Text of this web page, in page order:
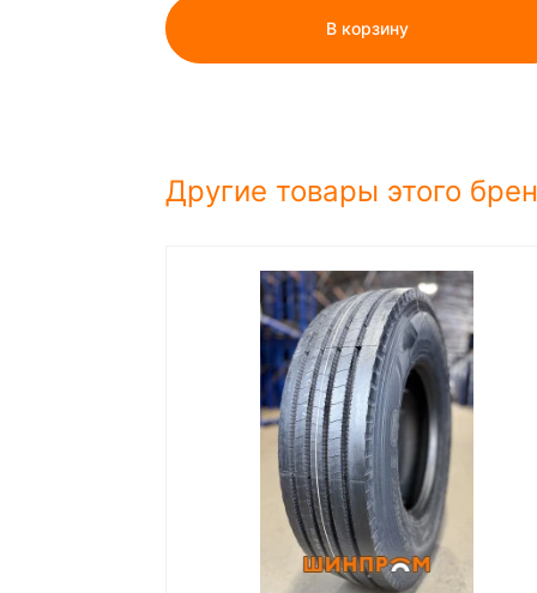
В корзину
Другие товары этого